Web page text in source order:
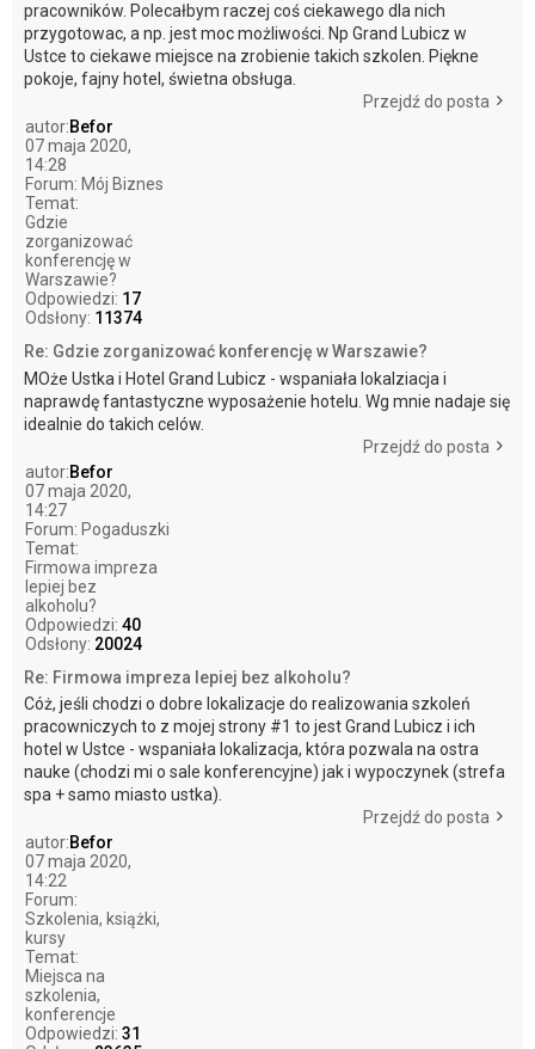
pracowników. Polecałbym raczej coś ciekawego dla nich
przygotowac, a np. jest moc możliwości. Np Grand Lubicz w
Ustce to ciekawe miejsce na zrobienie takich szkolen. Piękne
pokoje, fajny hotel, świetna obsługa.
Przejdź do posta
autor:Befor
07 maja 2020,
14:28
Forum: Mój Biznes
Temat:
Gdzie
zorganizować
konferencję w
Warszawie?
Odpowiedzi: 17
Odsłony: 11374
Re: Gdzie zorganizować konferencję w Warszawie?
MOże Ustka i Hotel Grand Lubicz - wspaniała lokalziacja i
naprawdę fantastyczne wyposażenie hotelu. Wg mnie nadaje się
idealnie do takich celów.
Przejdź do posta
autor:Befor
07 maja 2020,
14:27
Forum: Pogaduszki
Temat:
Firmowa impreza
lepiej bez
alkoholu?
Odpowiedzi: 40
Odsłony: 20024
Re: Firmowa impreza lepiej bez alkoholu?
Cóż, jeśli chodzi o dobre lokalizacje do realizowania szkoleń
pracowniczych to z mojej strony #1 to jest Grand Lubicz i ich
hotel w Ustce - wspaniała lokalizacja, która pozwala na ostra
nauke (chodzi mi o sale konferencyjne) jak i wypoczynek (strefa
spa + samo miasto ustka).
Przejdź do posta
autor:Befor
07 maja 2020,
14:22
Forum:
Szkolenia, książki,
kursy
Temat:
Miejsca na
szkolenia,
konferencje
Odpowiedzi: 31